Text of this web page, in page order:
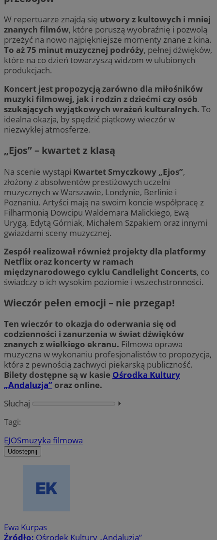
W repertuarze znajdą się utwory z kultowych i mniej
znanych filmów, które poruszą wyobraźnię i pozwolą
przeżyć na nowo najpiękniejsze momenty znane z kina.
To aż 75 minut muzycznej podróży, pełnej dźwięków,
które na co dzień towarzyszą widzom w ulubionych
produkcjach.
Koncert jest propozycją zarówno dla miłośników
muzyki filmowej, jak i rodzin z dziećmi czy osób
szukających wyjątkowych wrażeń kulturalnych. To
idealna okazja, by spędzić piątkowy wieczór w
niezwykłej atmosferze.
„Ejos” – kwartet z klasą
Na scenie wystąpi Kwartet Smyczkowy „Ejos”,
złożony z absolwentów prestiżowych uczelni
muzycznych w Warszawie, Londynie, Berlinie i
Poznaniu. Artyści mają na swoim koncie współpracę z
Filharmonią Dowcipu Waldemara Malickiego, Ewą
Urygą, Edytą Górniak, Michałem Szpakiem oraz innymi
gwiazdami sceny muzycznej.
Zespół realizował również projekty dla platformy
Netflix oraz koncerty w ramach
międzynarodowego cyklu Candlelight Concerts, co
świadczy o ich wysokim poziomie i wszechstronności.
Wieczór pełen emocji – nie przegap!
Ten wieczór to okazja do oderwania się od
codzienności i zanurzenia w świat dźwięków
znanych z wielkiego ekranu. Filmowa oprawa
muzyczna w wykonaniu profesjonalistów to propozycja,
która z pewnością zachwyci piekarską publiczność.
Bilety dostępne są w kasie Ośrodka Kultury
„Andaluzja” oraz online.
Słuchaj
⏵︎
Tagi:
EJOSmuzyka filmowa
Udostępnij
Ewa Kurpas
Źródło: Ośrodek Kultury „Andaluzja”